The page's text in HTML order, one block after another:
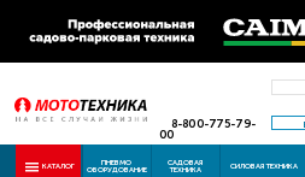
8-800-775-79-
00
КАТАЛОГ ПНЕВМО
ОБОРУДОВАНИЕ
САДОВАЯ
ТЕХНИКА СИЛОВАЯ ТЕХНИКА